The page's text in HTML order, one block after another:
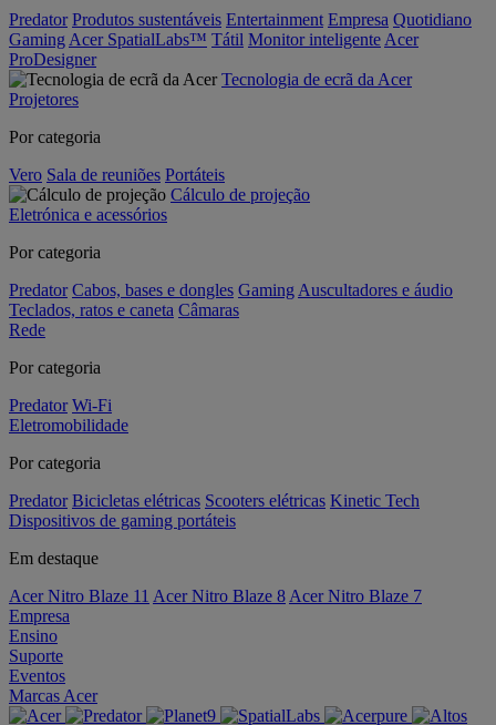
Predator Produtos sustentáveis Entertainment Empresa Quotidiano
Gaming Acer SpatialLabs™ Tátil Monitor inteligente Acer
ProDesigner
Tecnologia de ecrã da Acer
Projetores
Por categoria
Vero Sala de reuniões Portáteis
Cálculo de projeção
Eletrónica e acessórios
Por categoria
Predator Cabos, bases e dongles Gaming Auscultadores e áudio
Teclados, ratos e caneta Câmaras
Rede
Por categoria
Predator Wi-Fi
Eletromobilidade
Por categoria
Predator Bicicletas elétricas Scooters elétricas Kinetic Tech
Dispositivos de gaming portáteis
Em destaque
Acer Nitro Blaze 11 Acer Nitro Blaze 8 Acer Nitro Blaze 7
Empresa
Ensino
Suporte
Eventos
Marcas Acer